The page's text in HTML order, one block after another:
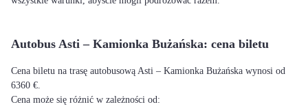
Autobus Asti – Kamionka Bużańska: cena biletu
Cena biletu na trasę autobusową Asti – Kamionka Bużańska wynosi od
6360 €.
Cena może się różnić w zależności od: